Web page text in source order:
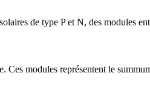
de type P et N, des modules
modules représentent le